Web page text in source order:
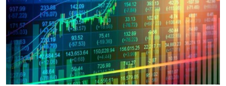
e
n
O
v
e
r
d
e